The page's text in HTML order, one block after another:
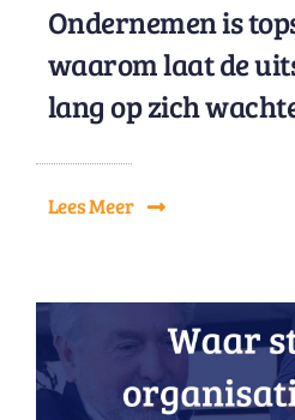
Ondernemen is
waarom laat de
lang op zich
Lees Meer